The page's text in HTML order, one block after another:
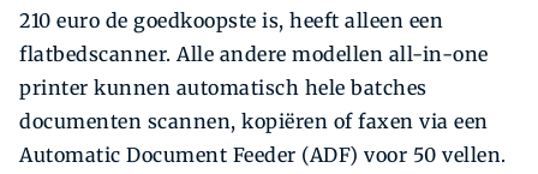
210 euro de goedkoopste is, heeft alleen een
flatbedscanner. Alle andere modellen all-in-one
printer kunnen automatisch hele batches
documenten scannen, kopiëren of faxen via een
Automatic Document Feeder (ADF) voor 50 vellen.